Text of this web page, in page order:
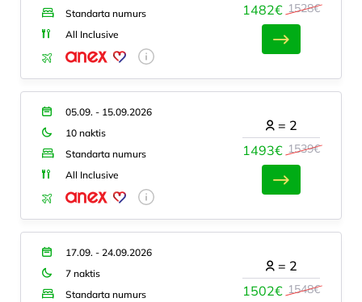
Standarta numurs
All Inclusive
1482€ 1528€
05.09. - 15.09.2026
10 naktis
Standarta numurs
All Inclusive
1493€ 1539€
= 2
17.09. - 24.09.2026
7 naktis
Standarta numurs
1502€ 1548€
= 2